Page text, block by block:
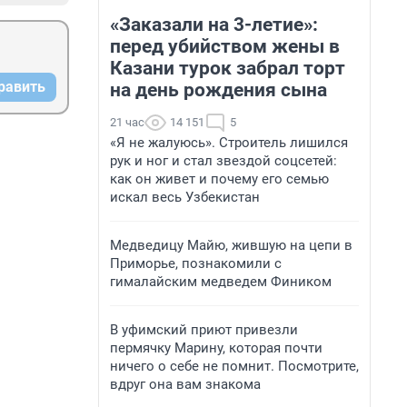
«Заказали на 3-летие»:
перед убийством жены в
Казани турок забрал торт
на день рождения сына
21 час 14 151 5
«Я не жалуюсь». Строитель лишился
рук и ног и стал звездой соцсетей:
как он живет и почему его семью
искал весь Узбекистан
Медведицу Майю, жившую на цепи в
Приморье, познакомили с
гималайским медведем Фиником
В уфимский приют привезли
пермячку Марину, которая почти
ничего о себе не помнит. Посмотрите,
вдруг она вам знакома